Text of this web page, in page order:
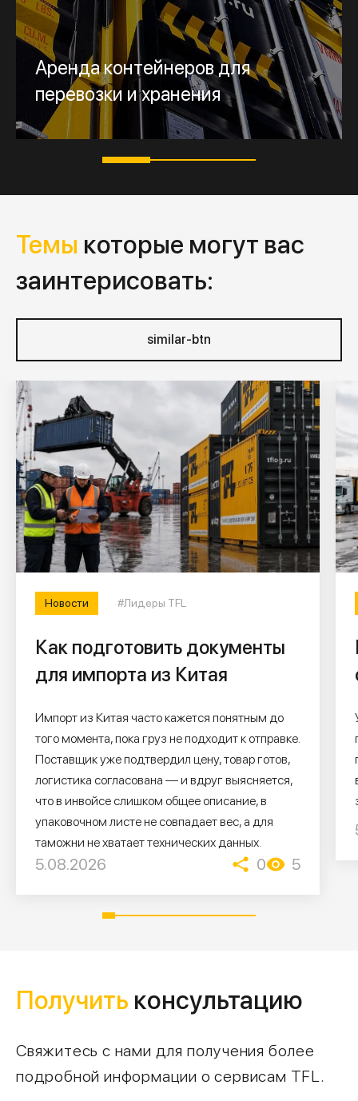
Аренда контейнеров для
перевозки и хранения
Далее Запросить расчёт
Темы которые могут вас
заинтерисовать:
similar-btn
Новости #Лидеры TFL
Как подготовить документы
для импорта из Китая
Импорт из Китая часто кажется понятным до
того момента, пока груз не подходит к отправке.
Поставщик уже подтвердил цену, товар готов,
логистика согласована — и вдруг выясняется,
что в инвойсе слишком общее описание, в
упаковочном листе не совпадает вес, а для
таможни не хватает технических данных.
5.08.2026 0 5
Получить консультацию
Свяжитесь с нами для получения более
подробной информации о сервисам TFL.